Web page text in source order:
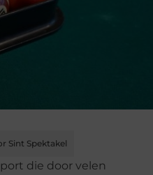
Sint Spektakel
die door velen